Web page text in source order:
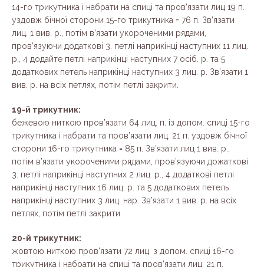
14-го трикутника і набрати на спиці та пров’язати лиц 19 п.
уздовж бічної сторони 15-го трикутника = 76 п. Зв’язати
лиц. 1 вив. р., потім в’язати укороченими рядами,
пров’язуючи додаткові 3. петлі наприкінці наступних 11 лиц.
р., 4 додайте петлі наприкінці наступних 7 осіб. р. та 5
додаткових петель наприкінці наступних 3 лиц. р. Зв’язати 1
вив. р. на всіх петлях, потім петлі закрити.
19-й трикутник:
бежевою ниткою пров’язати 64 лиц. п. із допом. спиці 15-го
трикутника і набрати та пров’язати лиц. 21 п. уздовж бічної
сторони 16-го трикутника = 85 п. Зв’язати лиц 1 вив. р.,
потім в’язати укороченими рядами, пров’язуючи дожаткові
3. петлі наприкінці наступних 2 лиц. р., 4 додаткові петлі
наприкінці наступних 16 лиц. р. та 5 додаткових петель
наприкінці наступних 3 лиц. нар. Зв’язати 1 вив. р. на всіх
петлях, потім петлі закрити.
20-й трикутник:
жовтою ниткою пров’язати 72 лиц. з допом. спиці 16-го
трикутника і набрати на спиці та пров’язати лиц. 21 п.